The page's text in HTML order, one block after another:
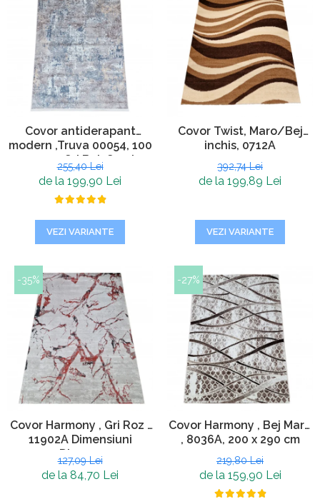
Covor antiderapant
modern ,Truva 00054, 100
x 200 cm, Gri Bej, Grosime
5mm
255,40 Lei
de la 199,90 Lei
VEZI VARIANTE
Covor Twist, Maro/Bej
inchis, 0712A
392,74 Lei
de la 199,89 Lei
VEZI VARIANTE
-35%
Covor Harmony , Gri Roz ,
11902A Dimensiuni
Diverse
127,09 Lei
de la 84,70 Lei
-27%
Covor Harmony , Bej Maro
, 8036A, 200 x 290 cm
219,80 Lei
de la 159,90 Lei